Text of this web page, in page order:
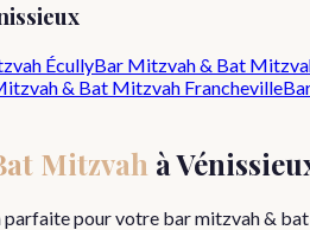
ÉcullyBar Mitzvah & Bat
& Bat Mitzvah Francheville
Mitzvah à
parfaite pour votre bar mitzvah &